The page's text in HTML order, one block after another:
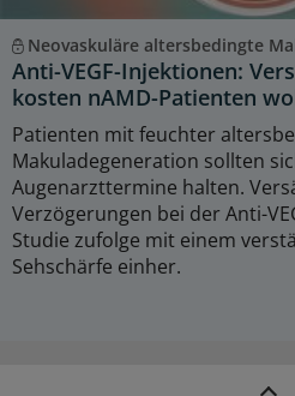
Neovaskuläre altersbedingte
Anti-VEGF-Injektionen:
kosten nAMD-Patienten
Patienten mit feuchter
Makuladegeneration sollten
Augenarzttermine halten.
Verzögerungen bei der Anti-
Studie zufolge mit einem
Sehschärfe einher.